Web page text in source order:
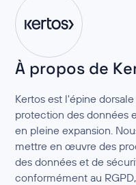
À propos de
Kertos est l'épine
protection des données
en pleine expansion.
mettre en œuvre des
des données et de
conformément au